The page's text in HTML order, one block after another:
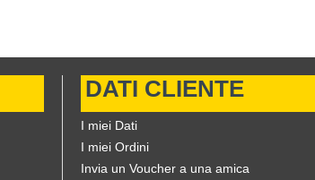
DATI CLIENTE
I miei Dati
I miei Ordini
Invia un Voucher a una amica